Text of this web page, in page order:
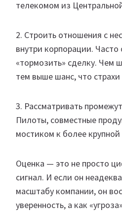
телекомом из
2. Строить отношения с
внутри корпорации.
«тормозить» сделку. Чем
тем выше шанс, что
3. Рассматривать
Пилоты, совместные
мостиком к более
Оценка — это не просто
сигнал. И если он
масштабу компании, он
уверенность, а как